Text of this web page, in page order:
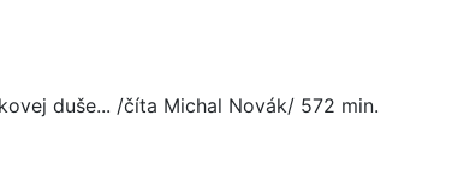
duše... /číta Michal Novák/ 572 min.